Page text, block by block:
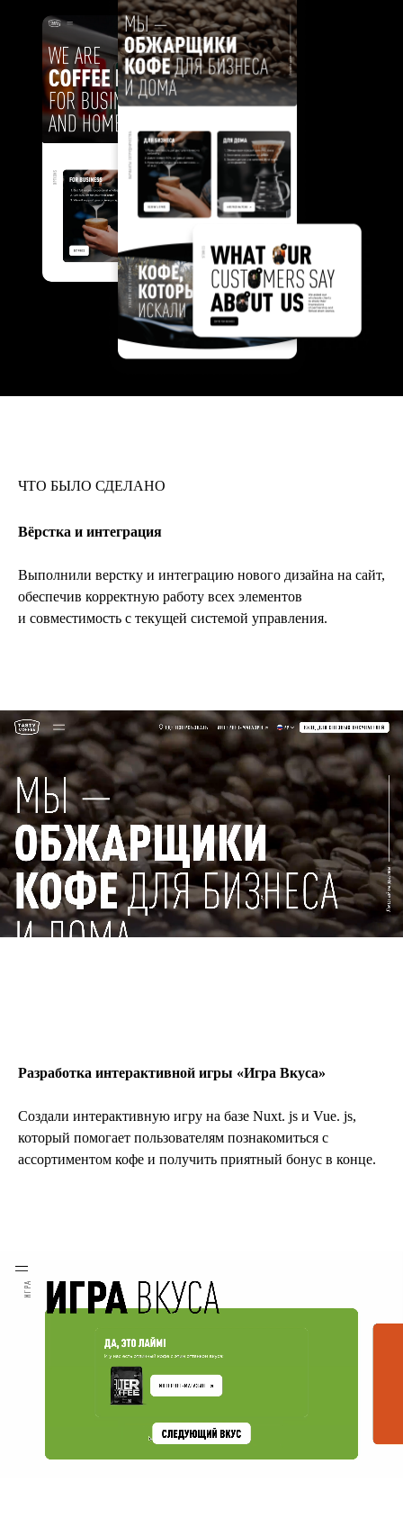
ЧТО БЫЛО СДЕЛАНО
Вёрстка и интеграция
Выполнили верстку и интеграцию нового дизайна на сайт,
обеспечив корректную работу всех элементов
и совместимость с текущей системой управления.
Разработка интерактивной игры «Игра Вкуса»
Создали интерактивную игру на базе Nuxt. js и Vue. js,
который помогает пользователям познакомиться с
ассортиментом кофе и получить приятный бонус в конце.